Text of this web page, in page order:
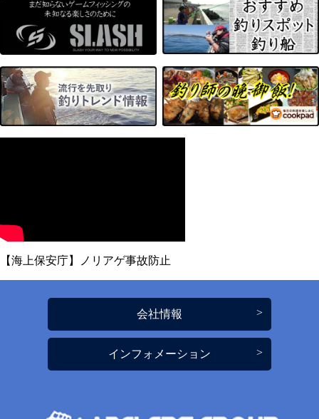
【海上保安庁】ノリアゲ事故防止
会社情報
インフォメーション